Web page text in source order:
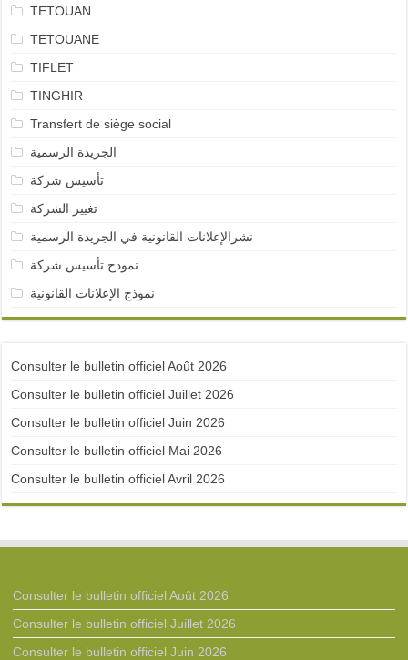
TETOUAN
TETOUANE
TIFLET
TINGHIR
Transfert de siège social
الجريدة الرسمية
تأسيس شركة
تغيير الشركة
نشرالإعلانات القانونية في الجريدة الرسمية
نمودج تأسيس شركة
نموذج الإعلانات القانونية
Consulter le bulletin officiel Août 2026
Consulter le bulletin officiel Juillet 2026
Consulter le bulletin officiel Juin 2026
Consulter le bulletin officiel Mai 2026
Consulter le bulletin officiel Avril 2026
Consulter le bulletin officiel Août 2026
Consulter le bulletin officiel Juillet 2026
Consulter le bulletin officiel Juin 2026